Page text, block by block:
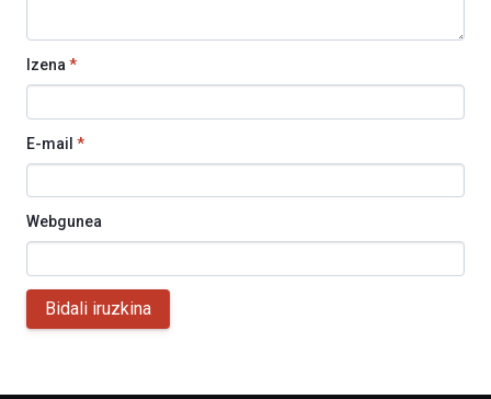
Izena *
E-mail *
Webgunea
Bidali iruzkina